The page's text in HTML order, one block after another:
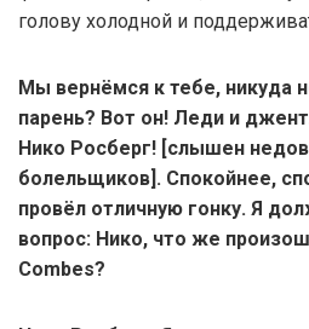
голову холодной и
Мы вернёмся к тебе, никуда
парень? Вот он! Леди и
Нико Росберг! [слышен
болельщиков]. Спокойнее,
провёл отличную гонку. Я
вопрос: Нико, что же
Combes?